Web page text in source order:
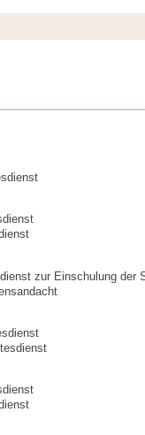
zur Einschulung der